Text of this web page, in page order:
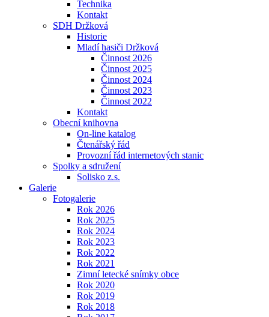
Technika
Kontakt
SDH Držková
Historie
Mladí hasiči Držková
Činnost 2026
Činnost 2025
Činnost 2024
Činnost 2023
Činnost 2022
Kontakt
Obecní knihovna
On-line katalog
Čtenářský řád
Provozní řád internetových stanic
Spolky a sdružení
Solisko z.s.
Galerie
Fotogalerie
Rok 2026
Rok 2025
Rok 2024
Rok 2023
Rok 2022
Rok 2021
Zimní letecké snímky obce
Rok 2020
Rok 2019
Rok 2018